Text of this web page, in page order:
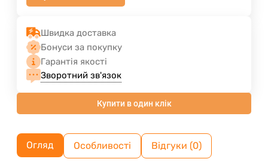
Швидка доставка
Бонуси за покупку
Гарантія якості
Зворотний зв'язок
Купити в один клік
Огляд Особливості Відгуки (0)